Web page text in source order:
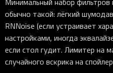
обычно такой: лёгкий
RNNoise (если устраивает
настройками, иногда
если стол гудит. Лимитер на
случайного вскрика на